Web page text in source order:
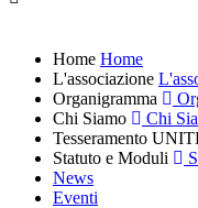
Home Home
L'associazione
Organigramma
Chi Siamo
Chi
Tesseramento
Statuto e Moduli
News
Eventi